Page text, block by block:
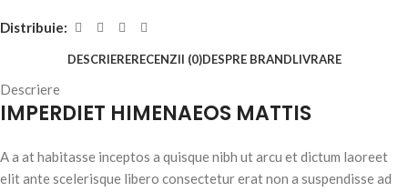
Distribuie:
DESCRIERERECENZII (0)DESPRE BRANDLIVRARE
Descriere
IMPERDIET HIMENAEOS MATTIS
A a at habitasse inceptos a quisque nibh ut arcu et dictum laoreet
elit ante scelerisque libero consectetur erat non a suspendisse ad